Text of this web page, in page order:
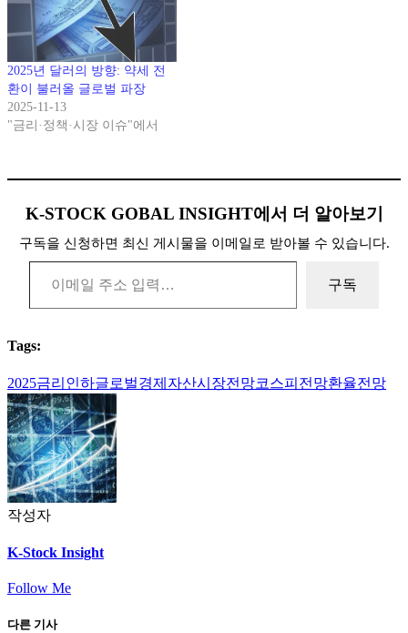
억제에는 효과적이었지만,소
비 둔화와 기업 실적 악화를
불러오며 경기 둔화의 경고음
을 키웠다. 이제 시장은 금리
인하를…
2025년 달러의 방향: 약세 전
환이 불러올 글로벌 파장
2025-11-13
"금리·정책·시장 이슈"에서
K-STOCK GOBAL INSIGHT에서 더 알아보기
구독을 신청하면 최신 게시물을 이메일로 받아볼 수 있습니다.
이메일 주소 입력…
구독
Tags:
2025금리인하글로벌경제 자산시장전망코스피전망환율전망
작성자
K-Stock Insight
Follow Me
다른 기사